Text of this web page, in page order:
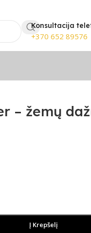
nuo 100€Konsultacija
+370 652 89576
– žemų
Į Krepšelį